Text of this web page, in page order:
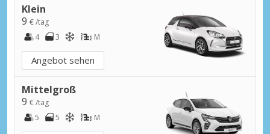
Klein
9 € /tag
4
3 M
Angebot sehen
Mittelgroß
9 € /tag
5
5 M